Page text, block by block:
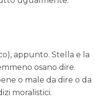
appunto. Stella e la
osano dire.
o male da dire o da
moralistici.